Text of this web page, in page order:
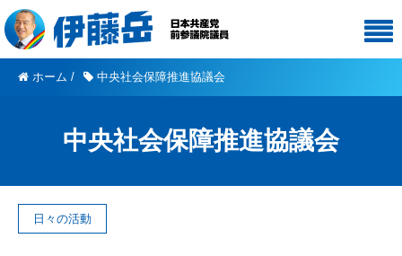
ホーム / 中央社会保障推進協議会
中央社会保障推進協議会
日々の活動